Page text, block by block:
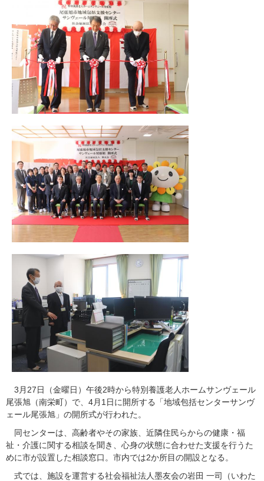
3月27日（金曜日）午後2時から特別養護老人ホームサンヴェール
尾張旭（南栄町）で、4月1日に開所する「地域包括センターサンヴ
ェール尾張旭」の開所式が行われた。
同センターは、高齢者やその家族、近隣住民らからの健康・福
祉・介護に関する相談を聞き、心身の状態に合わせた支援を行うた
めに市が設置した相談窓口。市内では2か所目の開設となる。
式では、施設を運営する社会福祉法人墨友会の岩田 一司（いわた